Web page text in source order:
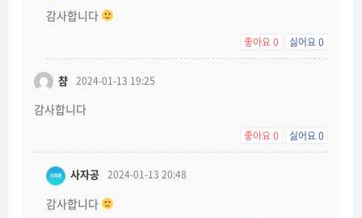
감사합니다
좋아요0 싫어요0
챰 2024-01-13 19:25
감사합니다
좋아요0 싫어요0
사자공 2024-01-13 20:48
감사합니다